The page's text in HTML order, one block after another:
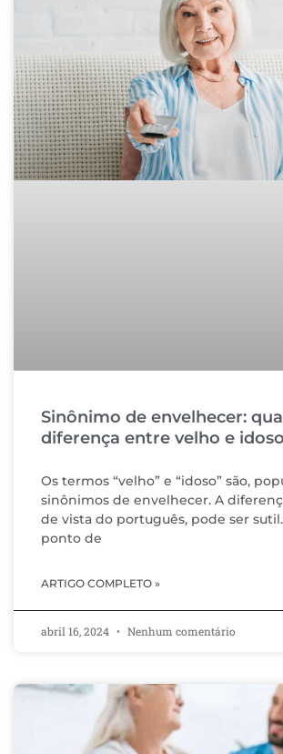
Sinônimo de envelhecer:
diferença entre velho e
Os termos “velho” e “idoso” são,
sinônimos de envelhecer. A
de vista do português, pode ser
ponto de
ARTIGO COMPLETO »
abril 16, 2024 Nenhum comentário